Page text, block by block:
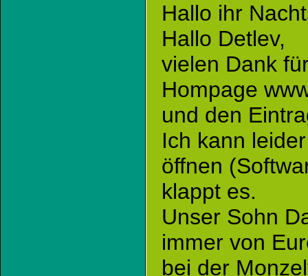
Hallo ihr
Hallo Detlev,
vielen Dank
Hompage
und den
Ich kann
öffnen
klappt es.
Unser Sohn
immer von
bei der